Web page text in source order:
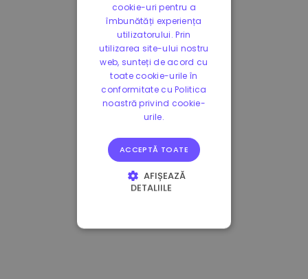
cookie-uri pentru a
îmbunătăți experiența
utilizatorului. Prin
utilizarea site-ului nostru
web, sunteți de acord cu
toate cookie-urile în
conformitate cu Politica
noastră privind cookie-
urile.
ACCEPTĂ TOATE
AFIȘEAZĂ
DETALIILE